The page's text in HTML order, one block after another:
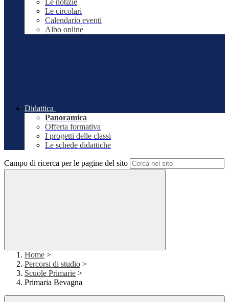
Le notizie
Le circolari
Calendario eventi
Albo online
Didattica
Panoramica
Offerta formativa
I progetti delle classi
Le schede didattiche
Campo di ricerca per le pagine del sito
Home >
Percorsi di studio >
Scuole Primarie >
Primaria Bevagna